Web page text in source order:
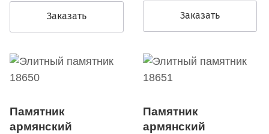
Заказать Заказать
Памятник
армянский
Памятник
армянский